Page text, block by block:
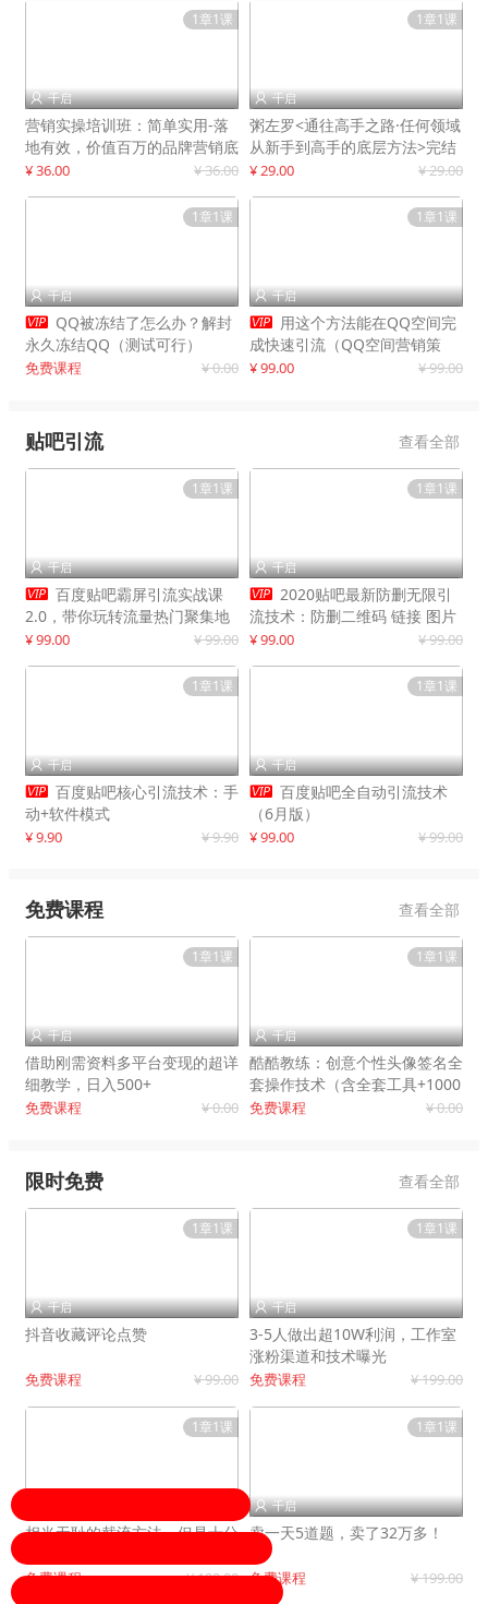
1章1课
 千启
营销实操培训班：简单实用-落
地有效，价值百万的品牌营销底
层逻辑
¥ 36.00 ¥ 36.00
1章1课
 千启
粥左罗<通往高手之路·任何领域
从新手到高手的底层方法>完结
¥ 29.00 ¥ 29.00
1章1课
 千启
 QQ被冻结了怎么办？解封
永久冻结QQ（测试可行）
免费课程 ¥ 0.00
1章1课
 千启
 用这个方法能在QQ空间完
成快速引流（QQ空间营销策
略）
¥ 99.00 ¥ 99.00
贴吧引流 查看全部
1章1课
 千启
 百度贴吧霸屏引流实战课
2.0，带你玩转流量热门聚集地
¥ 99.00 ¥ 99.00
1章1课
 千启
 2020贴吧最新防删无限引
流技术：防删二维码 链接 图片
制作
¥ 99.00 ¥ 99.00
1章1课
 千启
 百度贴吧核心引流技术：手
动+软件模式
¥ 9.90 ¥ 9.90
1章1课
 千启
 百度贴吧全自动引流技术
（6月版）
¥ 99.00 ¥ 99.00
免费课程 查看全部
1章1课
 千启
借助刚需资料多平台变现的超详
细教学，日入500+
免费课程 ¥ 0.00
1章1课
 千启
酷酷教练：创意个性头像签名全
套操作技术（含全套工具+1000
套模板）
免费课程 ¥ 0.00
限时免费 查看全部
1章1课
 千启
抖音收藏评论点赞
免费课程 ¥ 99.00
1章1课
 千启
3-5人做出超10W利润，工作室
涨粉渠道和技术曝光
免费课程 ¥ 199.00
1章1课
相当无耻的截流方法，但是十分
免费课程 ¥ 199.00
1章1课
 千启
卖一天5道题，卖了32万多！
免费课程 ¥ 199.00